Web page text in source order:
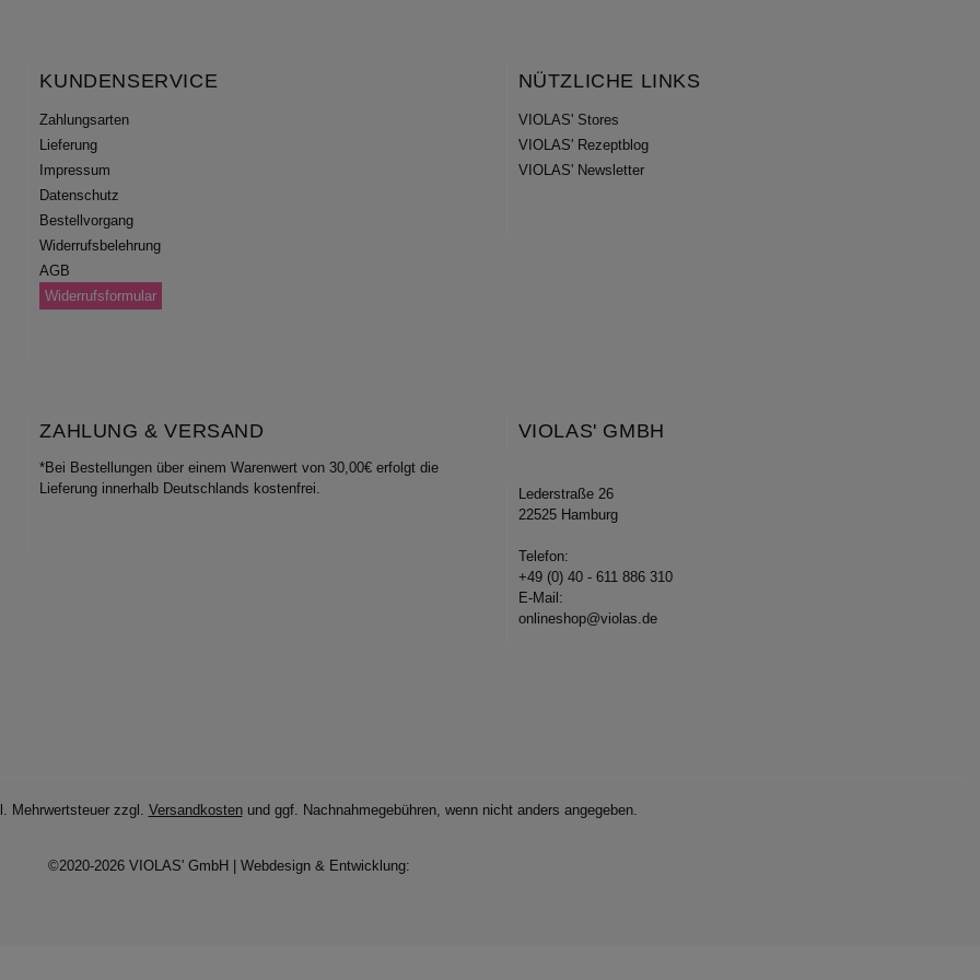
KUNDENSERVICE
Zahlungsarten
Lieferung
Impressum
Datenschutz
Bestellvorgang
Widerrufsbelehrung
AGB
Widerrufsformular
NÜTZLICHE LINKS
VIOLAS' Stores
VIOLAS' Rezeptblog
VIOLAS' Newsletter
ZAHLUNG & VERSAND
*Bei Bestellungen über einem Warenwert von 30,00€ erfolgt die
Lieferung innerhalb Deutschlands kostenfrei.
VIOLAS' GMBH
Lederstraße 26
22525 Hamburg
Telefon:
+49 (0) 40 - 611 886 310
E-Mail:
onlineshop@violas.de
Mehrwertsteuer zzgl. Versandkostenund ggf. Nachnahmegebühren, wenn nicht anders angegeben.
©2020-2026 VIOLAS' GmbH | Webdesign & Entwicklung: